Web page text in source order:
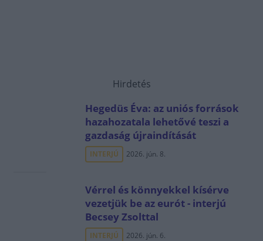
Hirdetés
Hegedüs Éva: az uniós források
hazahozatala lehetővé teszi a
gazdaság újraindítását
INTERJÚ 2026. jún. 8.
Vérrel és könnyekkel kísérve
vezetjük be az eurót - interjú
Becsey Zsolttal
INTERJÚ 2026. jún. 6.